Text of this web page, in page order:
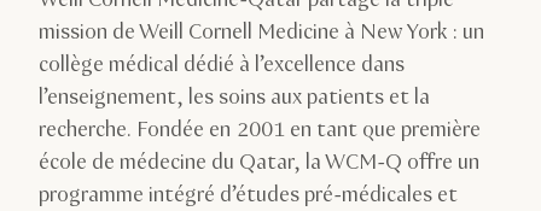
mission de Weill Cornell Medicine à New York : un
collège médical dédié à l’excellence dans
l’enseignement, les soins aux patients et la
recherche. Fondée en 2001 en tant que première
école de médecine du Qatar, la WCM-Q offre un
programme intégré d’études pré-médicales et